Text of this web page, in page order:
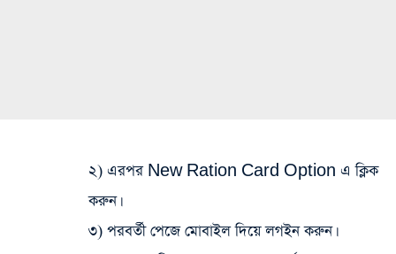
২) এরপর New Ration Card Option এ ক্লিক
করুন।
৩) পরবর্তী পেজে মোবাইল দিয়ে লগইন করুন।